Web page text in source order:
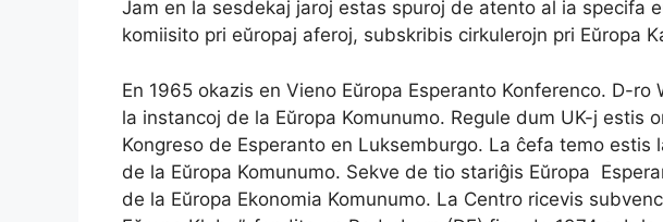
Jam en la sesdekaj jaroj estas spuroj de atento al ia specifa
komiisito pri eŭropaj aferoj, subskribis cirkulerojn pri Eŭropa
En 1965 okazis en Vieno Eŭropa Esperanto Konferenco. D-
la instancoj de la Eŭropa Komunumo. Regule dum UK-j estis
Kongreso de Esperanto en Luksemburgo. La ĉefa temo
de la Eŭropa Komunumo. Sekve de tio stariĝis Eŭropa
de la Eŭropa Ekonomia Komunumo. La Centro ricevis